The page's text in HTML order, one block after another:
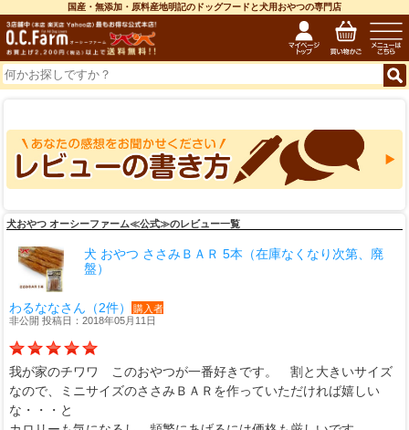
国産・無添加・原料産地明記のドッグフードと犬用おやつの専門店
犬おやつ オーシーファーム≪公式≫のレビュー一覧
犬 おやつ ささみＢＡＲ 5本（在庫なくなり次第、廃
盤）
わるななさん（2件）
購入者
非公開 投稿日：2018年05月11日
我が家のチワワ このおやつが一番好きです。 割と大きいサイズ
なので、ミニサイズのささみＢＡＲを作っていただければ嬉しい
な・・・と